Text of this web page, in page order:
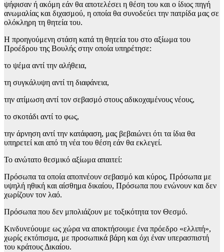
ψήφισαν ή ακόμη εάν θα αποτελέσει η θέση του και ο ίδιος πηγή
ανωμαλίας και διχασμού, η οποία θα συνοδεύει την πατρίδα μας σε
ολόκληρη τη θητεία του.
Η προηγούμενη στάση κατά τη θητεία του στο αξίωμα του
Προέδρου της Βουλής στην οποία υπηρέτησε:
το ψέμα αντί την αλήθεια,
τη συγκάλυψη αντί τη διαφάνεια,
την ατίμωση αντί τον σεβασμό στους αδικοχαμένους νέους,
το σκοτάδι αντί το φως,
την άρνηση αντί την κατάφαση, μας βεβαιώνει ότι τα ίδια θα
υπηρετεί και από τη νέα του θέση εάν θα εκλεγεί.
Το ανώτατο θεσμικό αξίωμα απαιτεί:
Πρόσωπα τα οποία αποπνέουν σεβασμό και κύρος, Πρόσωπα με
υψηλή ηθική και αίσθημα δικαίου, Πρόσωπα που ενώνουν και δεν
χωρίζουν τον λαό.
Πρόσωπα που δεν μπολιάζουν με τοξικότητα τον Θεσμό.
Κινδυνεύουμε ως χώρα να αποκτήσουμε ένα πρόεδρο «ελλιπή»,
χωρίς εκτόπισμα, με προσωπικά βάρη και όχι έναν υπερασπιστή
του κράτους Δικαίου.